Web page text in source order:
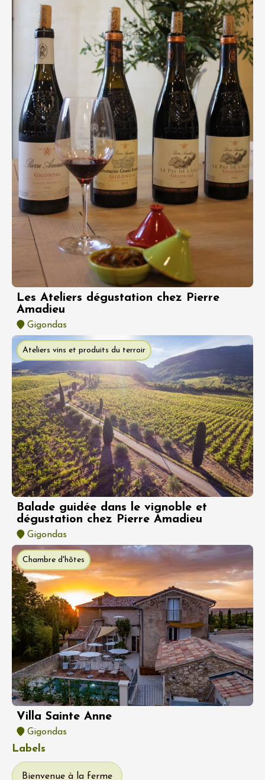
Les Ateliers dégustation chez Pierre
Amadieu
Gigondas
Ateliers vins et produits du terroir
Balade guidée dans le vignoble et
dégustation chez Pierre Amadieu
Gigondas
Chambre d'hôtes
Villa Sainte Anne
Gigondas
Labels
Bienvenue à la ferme